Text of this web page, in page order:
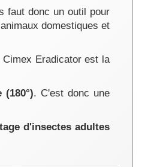
faut donc un outil pour
domestiques et
Cimex Eradicator est la
. C'est donc une
d'insectes adultes